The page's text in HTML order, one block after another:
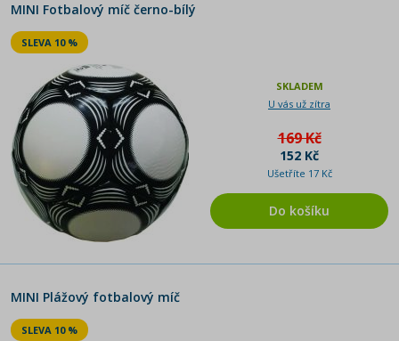
MINI Fotbalový míč černo-bílý
SLEVA 10 %
SKLADEM
U vás už zítra
169 Kč
152 Kč
Ušetříte 17 Kč
Do košíku
MINI Plážový fotbalový míč
SLEVA 10 %